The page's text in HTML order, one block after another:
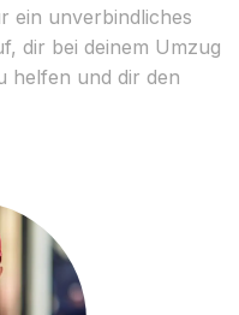
ein unverbindliches
dir bei deinem Umzug
helfen und dir den